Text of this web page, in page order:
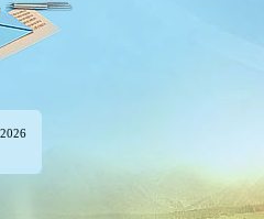
2026